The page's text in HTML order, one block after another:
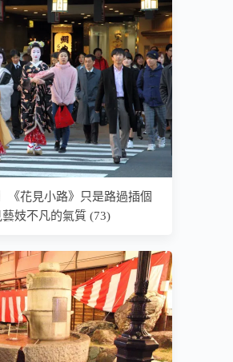
《花見小路》只是路過插個
妓不凡的氣質 (73)